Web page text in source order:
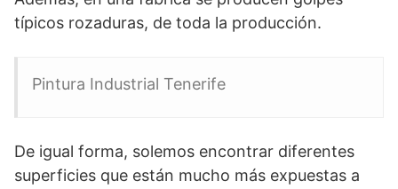
típicos rozaduras, de toda la producción.
Pintura Industrial Tenerife
De igual forma, solemos encontrar diferentes
superficies que están mucho más expuestas a